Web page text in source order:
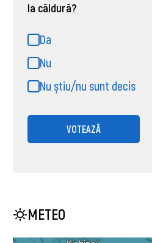
la căldură?
Da
Nu
Nu știu/nu sunt decis
VOTEAZĂ
METEO